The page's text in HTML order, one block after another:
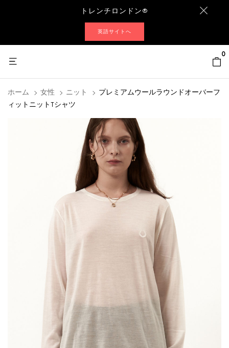
トレンチロンドン®
英語サイトへ
0
ホーム 女性 ニット
プレミアムウールラウンドオーバーフ
ィットニットTシャツ